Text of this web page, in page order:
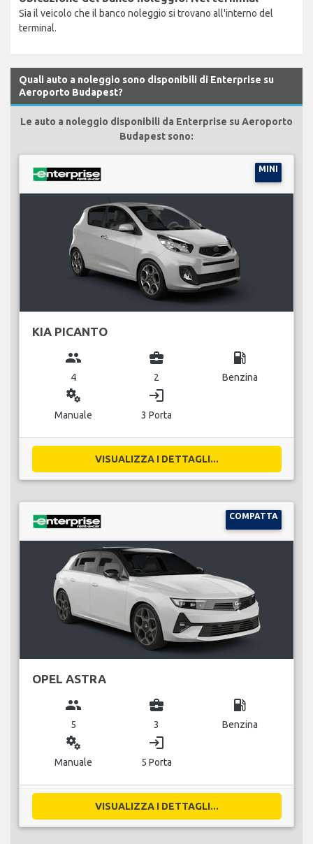
Sia il veicolo che il banco noleggio si trovano all'interno del
terminal.
Quali auto a noleggio sono disponibili di Enterprise su
Aeroporto Budapest?
Le auto a noleggio disponibili da Enterprise su Aeroporto
Budapest sono:
MINI
KIA PICANTO
group
4
business_center
2
local_gas_station
Benzina
miscellaneous_services
Manuale
login
3 Porta
VISUALIZZA I DETTAGLI...
COMPATTA
OPEL ASTRA
group
5
business_center
3
local_gas_station
Benzina
miscellaneous_services
Manuale
login
5 Porta
VISUALIZZA I DETTAGLI...